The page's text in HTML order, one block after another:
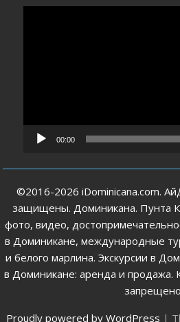
00:00
©2016-2026 iDominicana.com.
защищены. Доминикана. Пунта
фото, видео,
в Доминикане, международные
и белого марлина. Экскурсии в
в Доминикане: аренда и продажа.
Proudly powered by WordPress |